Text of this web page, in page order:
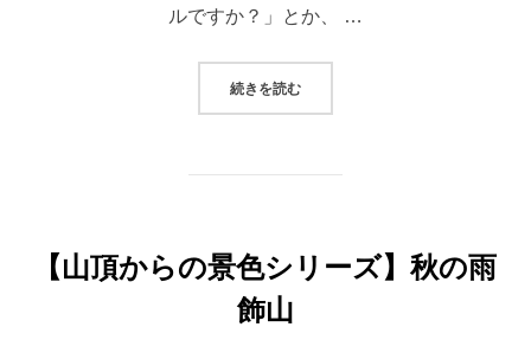
ルですか？」とか、 …
続きを読む“春に鳴くセミ「エゾハルゼミ」の
【山頂からの景色シリーズ】秋の雨
飾山